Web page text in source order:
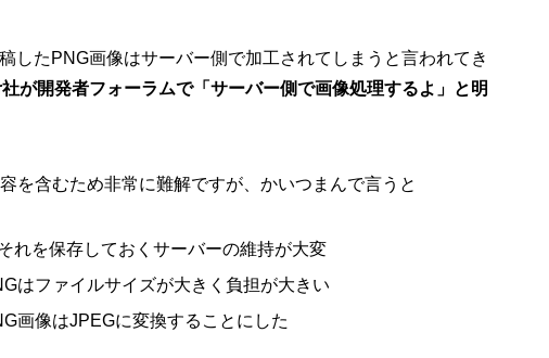
したPNG画像はサーバー側で加工されてしまうと言われてき
が開発者フォーラムで「サーバー側で画像処理するよ」と明
を含むため非常に難解ですが、かいつまんで言うと
れを保存しておくサーバーの維持が大変
はファイルサイズが大きく負担が大きい
画像はJPEGに変換することにした